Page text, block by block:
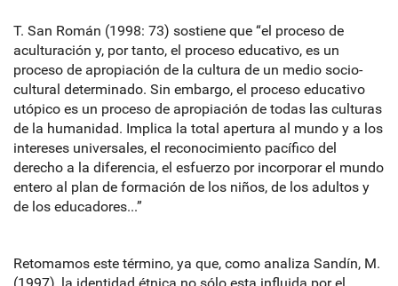
T. San Román (1998: 73) sostiene que “el proceso de
aculturación y, por tanto, el proceso educativo, es un
proceso de apropiación de la cultura de un medio socio-
cultural determinado. Sin embargo, el proceso educativo
utópico es un proceso de apropiación de todas las culturas
de la humanidad. Implica la total apertura al mundo y a los
intereses universales, el reconocimiento pacífico del
derecho a la diferencia, el esfuerzo por incorporar el mundo
entero al plan de formación de los niños, de los adultos y
de los educadores...”
Retomamos este término, ya que, como analiza Sandín, M.